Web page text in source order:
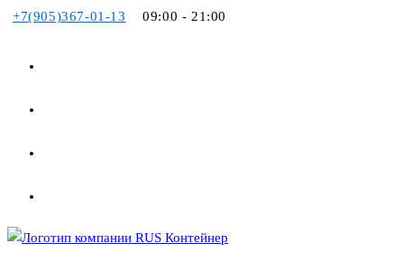
Перейти
+7(905)367-01-13 09:00 - 21:00